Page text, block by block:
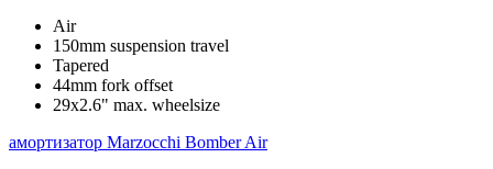
Air
150mm suspension travel
Tapered
44mm fork offset
29x2.6" max. wheelsize
амортизатор Marzocchi Bomber Air